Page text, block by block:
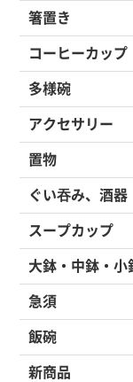
箸置き
コーヒーカップ
多様碗
アクセサリー
置物
ぐい吞み、酒器
スープカップ
大鉢・中鉢・小
急須
飯碗
新商品